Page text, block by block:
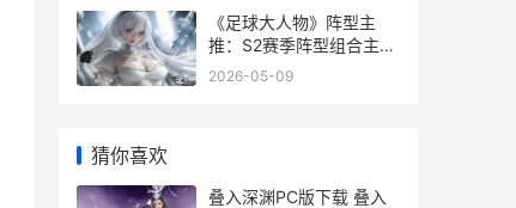
《足球大人物》阵型主
推：S2赛季阵型组合主推
《足球大人物》游戏入口
2026-05-09
猜你喜欢
叠入深渊PC版下载 叠入